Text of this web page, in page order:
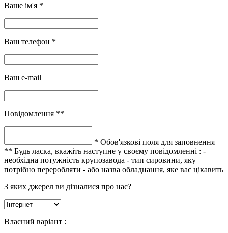
Ваше ім'я *
Ваш телефон *
Ваш e-mail
Повідомлення **
* Обов'язкові поля для заповнення
** Будь ласка, вкажіть наступне у своєму повідомленні : -
необхідна потужність крупозавода - тип сировини, яку
потрібно переробляти - або назва обладнання, яке вас цікавить
З яких джерел ви дізналися про нас?
Власний варіант :